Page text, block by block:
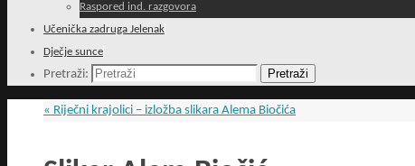
Raspored ind. razgovora
Učenička zadruga Jelenak
Dječje sunce
Pretraži: Pretraži
« Riječni krajolici – izložba slikara Alema Biočića